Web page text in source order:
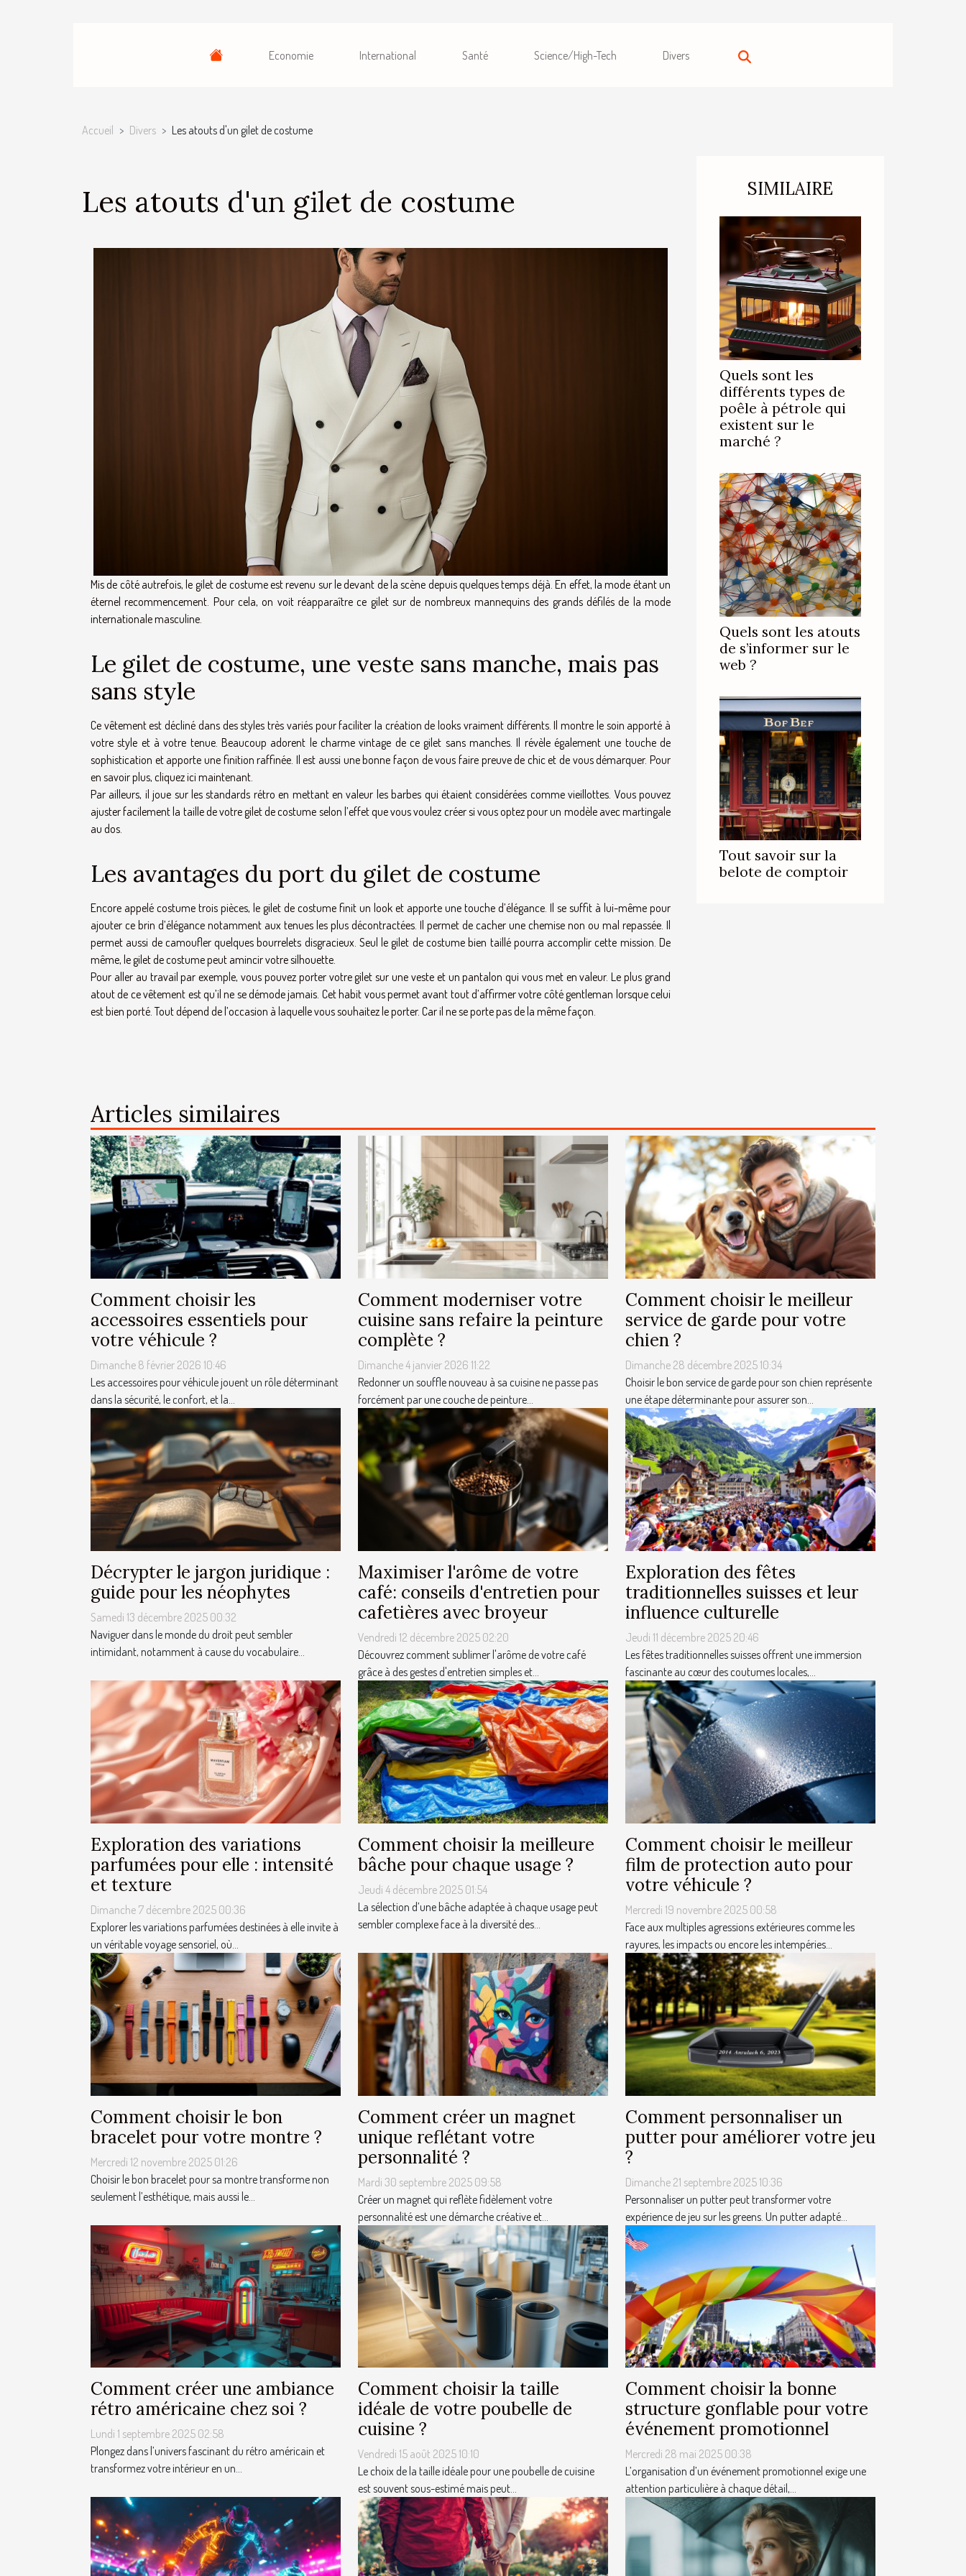
Economie International Santé Science/High-Tech Divers
Accueil Divers Les atouts d'un gilet de costume
Les atouts d'un gilet de costume
Mis de côté autrefois, le gilet de costume est revenu sur le devant de la scène depuis quelques temps déjà. En effet, la mode étant un
éternel recommencement. Pour cela, on voit réapparaître ce gilet sur de nombreux mannequins des grands défilés de la mode
internationale masculine.
Le gilet de costume, une veste sans manche, mais pas
sans style
Ce vêtement est décliné dans des styles très variés pour faciliter la création de looks vraiment différents. Il montre le soin apporté à
votre style et à votre tenue. Beaucoup adorent le charme vintage de ce gilet sans manches. Il révèle également une touche de
sophistication et apporte une finition raffinée. Il est aussi une bonne façon de vous faire preuve de chic et de vous démarquer. Pour
en savoir plus, cliquez ici maintenant.
Par ailleurs, il joue sur les standards rétro en mettant en valeur les barbes qui étaient considérées comme vieillottes. Vous pouvez
ajuster facilement la taille de votre gilet de costume selon l’effet que vous voulez créer si vous optez pour un modèle avec martingale
au dos.
Les avantages du port du gilet de costume
Encore appelé costume trois pièces, le gilet de costume finit un look et apporte une touche d’élégance. Il se suffit à lui-même pour
ajouter ce brin d’élégance notamment aux tenues les plus décontractées. Il permet de cacher une chemise non ou mal repassée. Il
permet aussi de camoufler quelques bourrelets disgracieux. Seul le gilet de costume bien taillé pourra accomplir cette mission. De
même, le gilet de costume peut amincir votre silhouette.
Pour aller au travail par exemple, vous pouvez porter votre gilet sur une veste et un pantalon qui vous met en valeur. Le plus grand
atout de ce vêtement est qu’il ne se démode jamais. Cet habit vous permet avant tout d’affirmer votre côté gentleman lorsque celui
est bien porté. Tout dépend de l’occasion à laquelle vous souhaitez le porter. Car il ne se porte pas de la même façon.
SIMILAIRE
Quels sont les
différents types de
poêle à pétrole qui
existent sur le
marché ?
Quels sont les atouts
de s’informer sur le
web ?
Tout savoir sur la
belote de comptoir
Articles similaires
Comment choisir les
accessoires essentiels pour
votre véhicule ?
Dimanche 8 février 2026 10:46
Les accessoires pour véhicule jouent un rôle déterminant
dans la sécurité, le confort, et la...
Comment moderniser votre
cuisine sans refaire la peinture
complète ?
Dimanche 4 janvier 2026 11:22
Redonner un souffle nouveau à sa cuisine ne passe pas
forcément par une couche de peinture...
Comment choisir le meilleur
service de garde pour votre
chien ?
Dimanche 28 décembre 2025 10:34
Choisir le bon service de garde pour son chien représente
une étape déterminante pour assurer son...
Décrypter le jargon juridique :
guide pour les néophytes
Samedi 13 décembre 2025 00:32
Naviguer dans le monde du droit peut sembler
intimidant, notamment à cause du vocabulaire...
Maximiser l'arôme de votre
café: conseils d'entretien pour
cafetières avec broyeur
Vendredi 12 décembre 2025 02:20
Découvrez comment sublimer l'arôme de votre café
grâce à des gestes d'entretien simples et...
Exploration des fêtes
traditionnelles suisses et leur
influence culturelle
Jeudi 11 décembre 2025 20:46
Les fêtes traditionnelles suisses offrent une immersion
fascinante au cœur des coutumes locales,...
Exploration des variations
parfumées pour elle : intensité
et texture
Dimanche 7 décembre 2025 00:36
Explorer les variations parfumées destinées à elle invite à
un véritable voyage sensoriel, où...
Comment choisir la meilleure
bâche pour chaque usage ?
Jeudi 4 décembre 2025 01:54
La sélection d’une bâche adaptée à chaque usage peut
sembler complexe face à la diversité des...
Comment choisir le meilleur
film de protection auto pour
votre véhicule ?
Mercredi 19 novembre 2025 00:58
Face aux multiples agressions extérieures comme les
rayures, les impacts ou encore les intempéries...
Comment choisir le bon
bracelet pour votre montre ?
Mercredi 12 novembre 2025 01:26
Choisir le bon bracelet pour sa montre transforme non
seulement l’esthétique, mais aussi le...
Comment créer un magnet
unique reflétant votre
personnalité ?
Mardi 30 septembre 2025 09:58
Créer un magnet qui reflète fidèlement votre
personnalité est une démarche créative et...
Comment personnaliser un
putter pour améliorer votre jeu
?
Dimanche 21 septembre 2025 10:36
Personnaliser un putter peut transformer votre
expérience de jeu sur les greens. Un putter adapté...
Comment créer une ambiance
rétro américaine chez soi ?
Lundi 1 septembre 2025 02:58
Plongez dans l’univers fascinant du rétro américain et
transformez votre intérieur en un...
Comment choisir la taille
idéale de votre poubelle de
cuisine ?
Vendredi 15 août 2025 10:10
Le choix de la taille idéale pour une poubelle de cuisine
est souvent sous-estimé mais peut...
Comment choisir la bonne
structure gonflable pour votre
événement promotionnel
Mercredi 28 mai 2025 00:38
L’organisation d’un événement promotionnel exige une
attention particulière à chaque détail,...